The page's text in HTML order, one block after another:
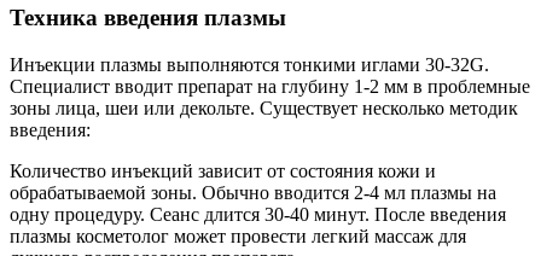
Техника введения плазмы
Инъекции плазмы выполняются тонкими иглами 30-32G.
Специалист вводит препарат на глубину 1-2 мм в проблемные
зоны лица, шеи или декольте. Существует несколько методик
введения:
Количество инъекций зависит от состояния кожи и
обрабатываемой зоны. Обычно вводится 2-4 мл плазмы на
одну процедуру. Сеанс длится 30-40 минут. После введения
плазмы косметолог может провести легкий массаж для